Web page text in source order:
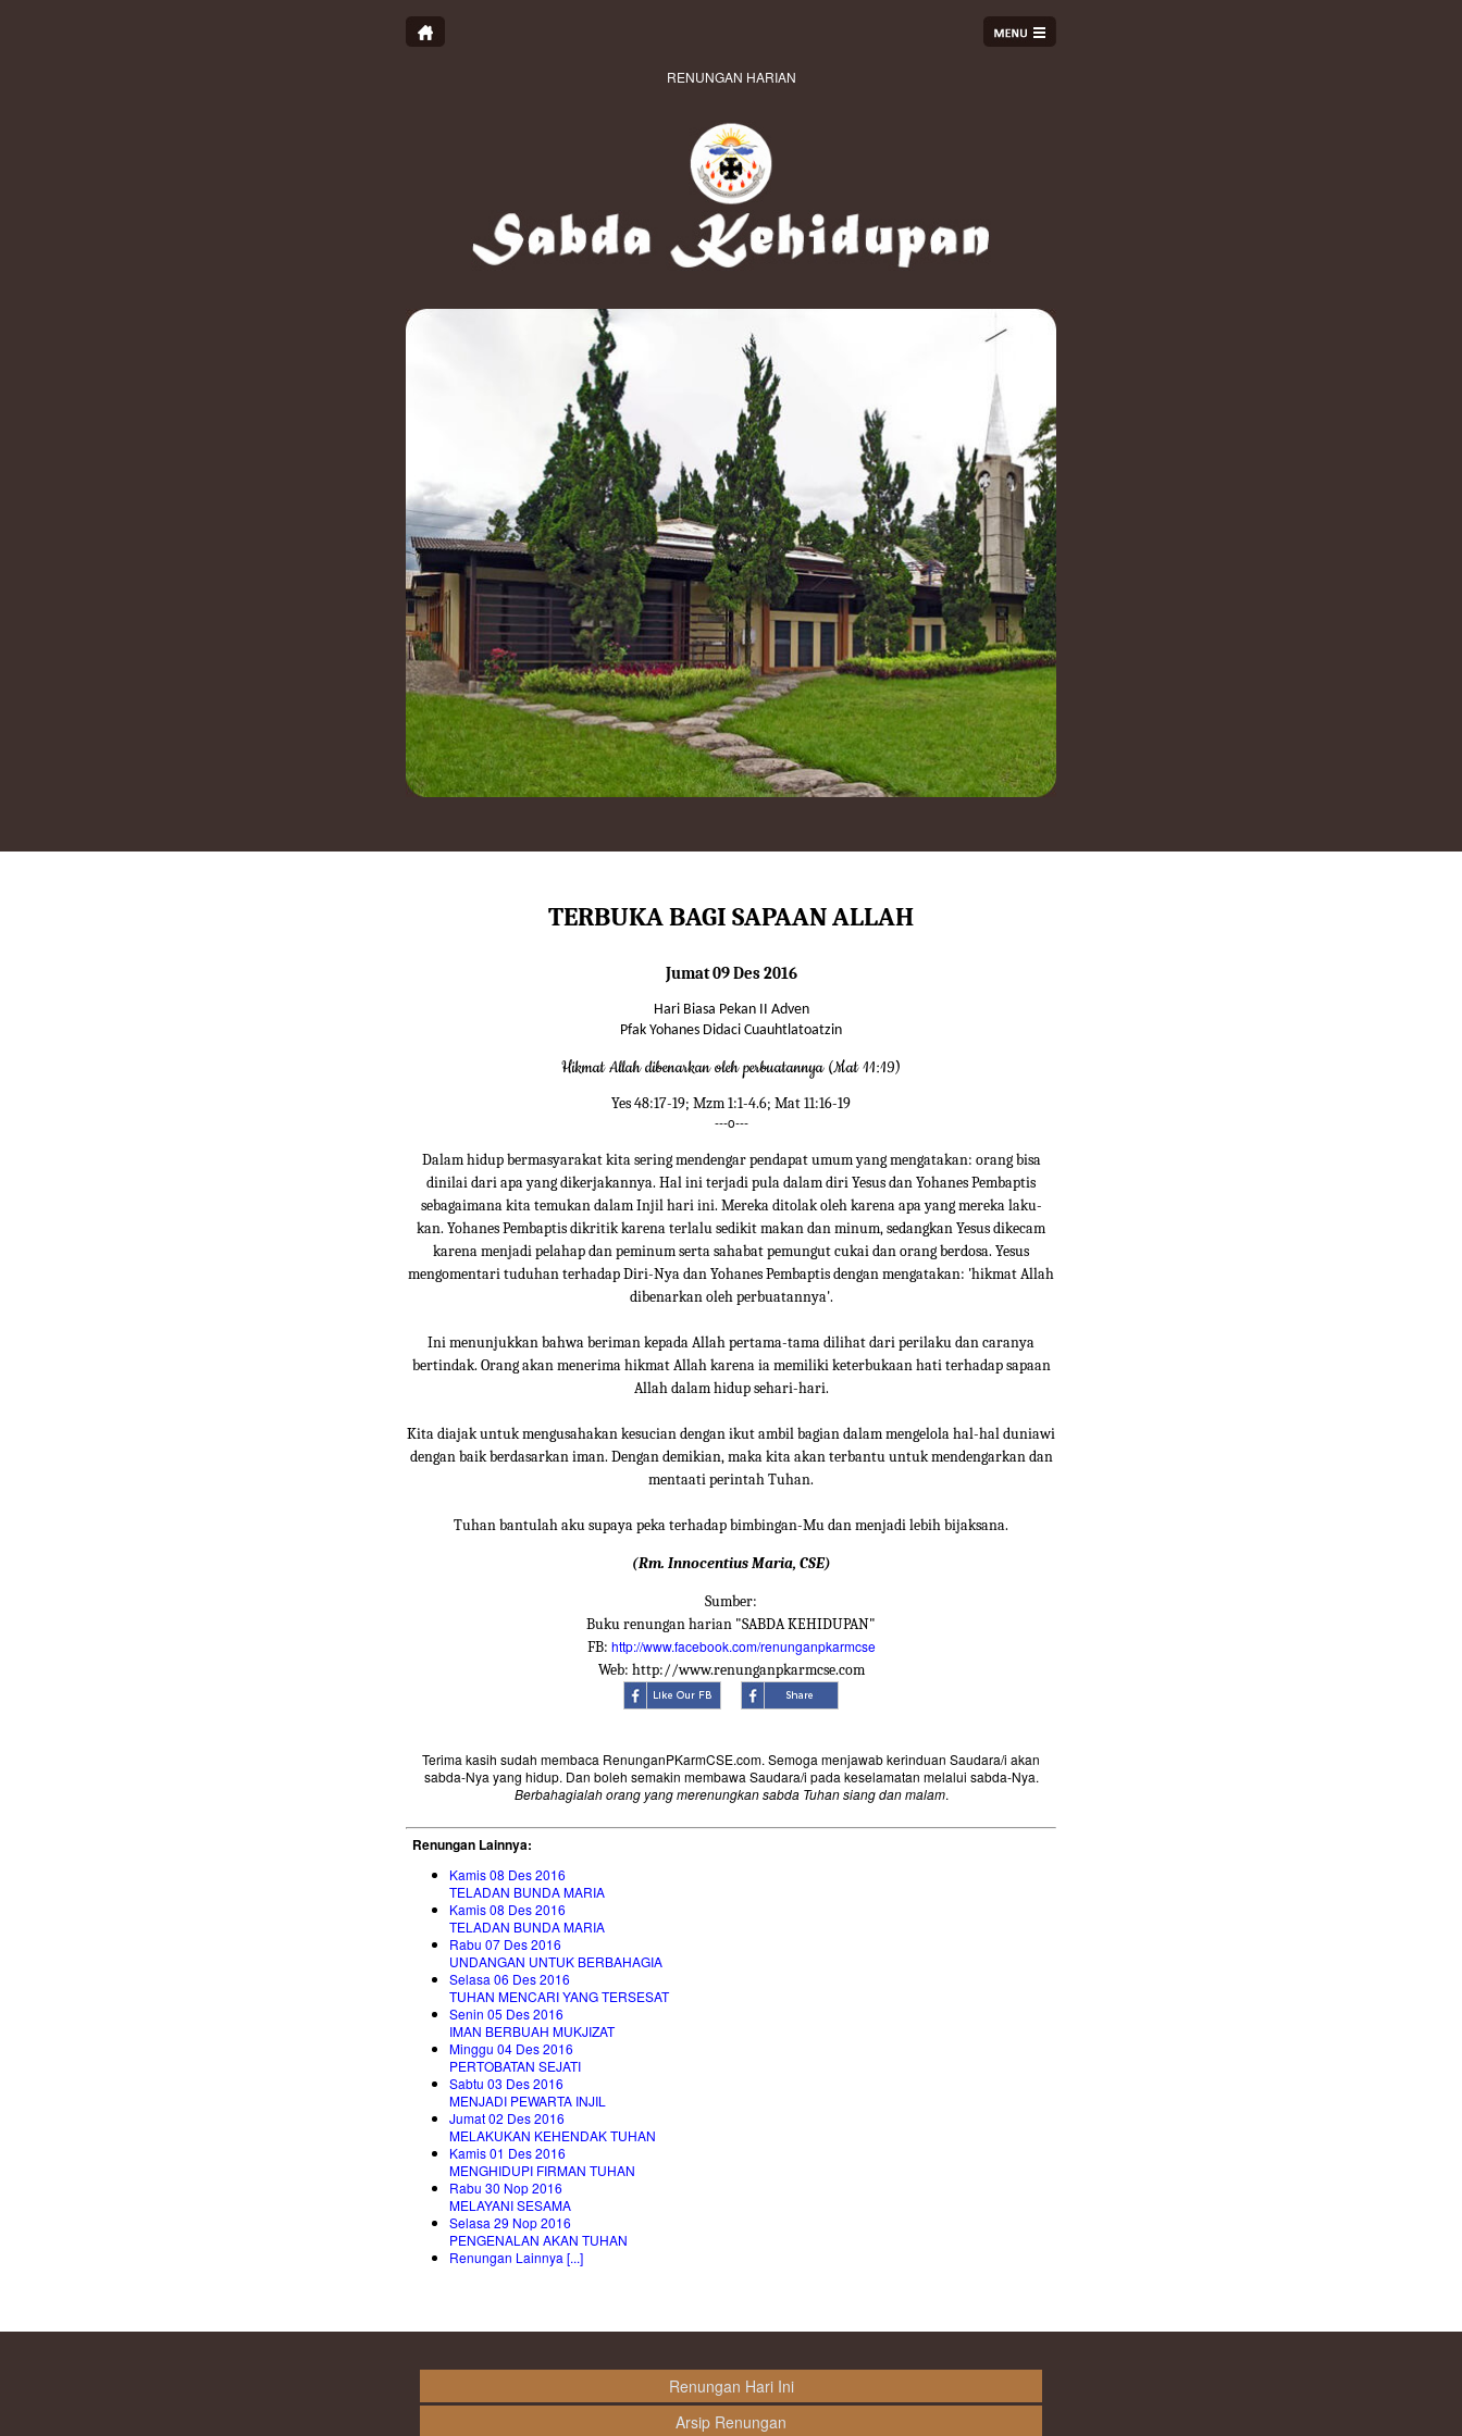
RENUNGAN HARIAN
TERBUKA BAGI SAPAAN ALLAH
Jumat 09 Des 2016
Hari Biasa Pekan II Adven
Pfak Yohanes Didaci Cuauhtlatoatzin
Hikmat Allah dibenarkan oleh perbuatannya (Mat 11:19)
Yes 48:17-19; Mzm 1:1-4.6; Mat 11:16-19
---o---
Dalam hidup bermasyarakat kita sering mendengar pendapat umum yang mengatakan: orang bisa
dinilai dari apa yang dikerjakannya. Hal ini terjadi pula dalam diri Yesus dan Yohanes Pembaptis
sebagaimana kita temukan dalam Injil hari ini. Mereka ditolak oleh karena apa yang mereka laku-
kan. Yohanes Pembaptis dikritik karena terlalu sedikit makan dan minum, sedangkan Yesus dikecam
karena menjadi pelahap dan peminum serta sahabat pemungut cukai dan orang berdosa. Yesus
mengomentari tuduhan terhadap Diri-Nya dan Yohanes Pembaptis dengan mengatakan: 'hikmat Allah
dibenarkan oleh perbuatannya'.
Ini menunjukkan bahwa beriman kepada Allah pertama-tama dilihat dari perilaku dan caranya
bertindak. Orang akan menerima hikmat Allah karena ia memiliki keterbukaan hati terhadap sapaan
Allah dalam hidup sehari-hari.
Kita diajak untuk mengusahakan kesucian dengan ikut ambil bagian dalam mengelola hal-hal duniawi
dengan baik berdasarkan iman. Dengan demikian, maka kita akan terbantu untuk mendengarkan dan
mentaati perintah Tuhan.
Tuhan bantulah aku supaya peka terhadap bimbingan-Mu dan menjadi lebih bijaksana.
(Rm. Innocentius Maria, CSE)
Sumber:
Buku renungan harian "SABDA KEHIDUPAN"
FB: http://www.facebook.com/renunganpkarmcse
Web: http://www.renunganpkarmcse.com
Terima kasih sudah membaca RenunganPKarmCSE.com. Semoga menjawab kerinduan Saudara/i akan
sabda-Nya yang hidup. Dan boleh semakin membawa Saudara/i pada keselamatan melalui sabda-Nya.
Berbahagialah orang yang merenungkan sabda Tuhan siang dan malam.
Renungan Lainnya:
Kamis 08 Des 2016
TELADAN BUNDA MARIA
Kamis 08 Des 2016
TELADAN BUNDA MARIA
Rabu 07 Des 2016
UNDANGAN UNTUK BERBAHAGIA
Selasa 06 Des 2016
TUHAN MENCARI YANG TERSESAT
Senin 05 Des 2016
IMAN BERBUAH MUKJIZAT
Minggu 04 Des 2016
PERTOBATAN SEJATI
Sabtu 03 Des 2016
MENJADI PEWARTA INJIL
Jumat 02 Des 2016
MELAKUKAN KEHENDAK TUHAN
Kamis 01 Des 2016
MENGHIDUPI FIRMAN TUHAN
Rabu 30 Nop 2016
MELAYANI SESAMA
Selasa 29 Nop 2016
PENGENALAN AKAN TUHAN
Renungan Lainnya [...]
Renungan Hari Ini
Arsip Renungan